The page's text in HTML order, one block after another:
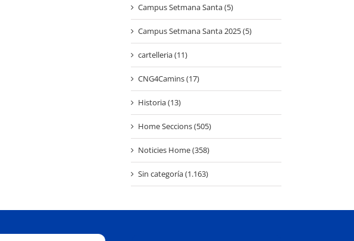
Campus Setmana Santa (5)
Campus Setmana Santa 2025 (5)
cartelleria (11)
CNG4Camins (17)
Historia (13)
Home Seccions (505)
Noticies Home (358)
Sin categoría (1.163)